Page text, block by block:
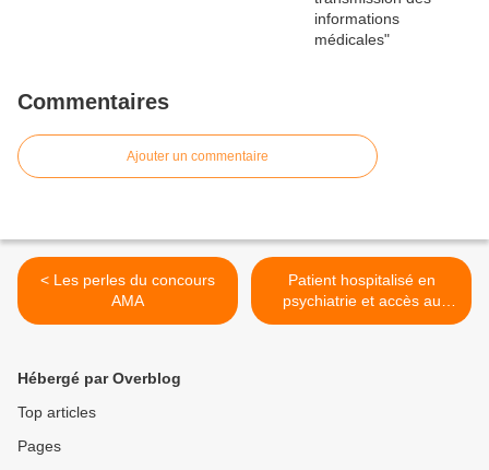
Commentaires
Ajouter un commentaire
< Les perles du concours
AMA
Patient hospitalisé en
psychiatrie et accès au
dossier médical >
Hébergé par Overblog
Top articles
Pages